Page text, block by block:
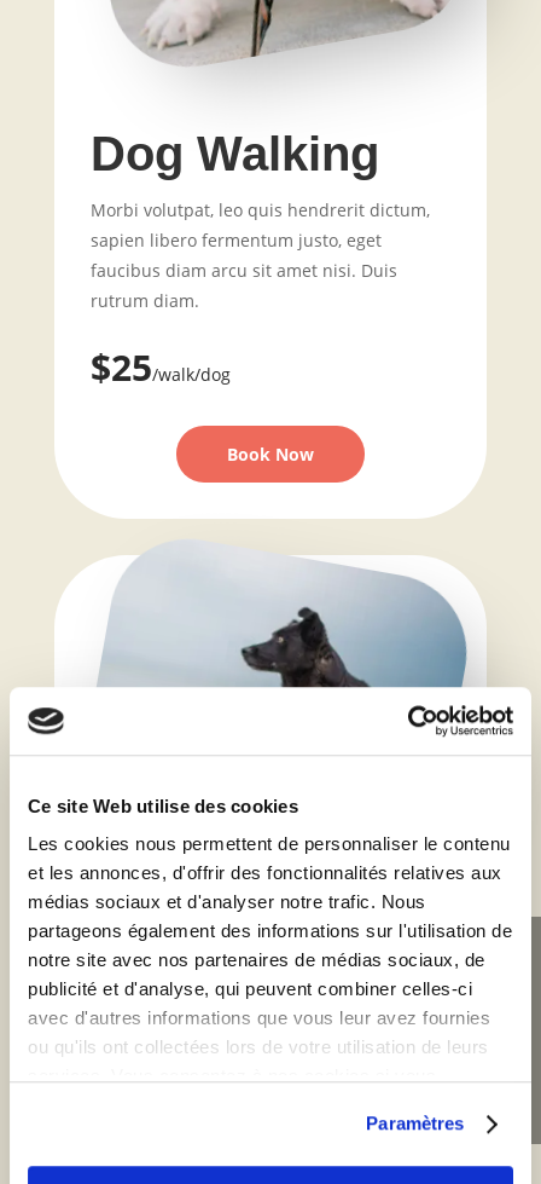
Ce site Web utilise des cookies
Les cookies nous permettent de personnaliser le contenu
et les annonces, d'offrir des fonctionnalités relatives aux
médias sociaux et d'analyser notre trafic. Nous
partageons également des informations sur l'utilisation de
notre site avec nos partenaires de médias sociaux, de
publicité et d'analyse, qui peuvent combiner celles-ci
avec d'autres informations que vous leur avez fournies
ou qu'ils ont collectées lors de votre utilisation de leurs
Paramètres
Dog Walking
Morbi volutpat, leo quis hendrerit dictum,
sapien libero fermentum justo, eget
faucibus diam arcu sit amet nisi. Duis
rutrum diam.
$25/walk/dog
Book Now
Dog Park Day
faucibus diam arcu sit amet nisi. Duis
rutrum diam.